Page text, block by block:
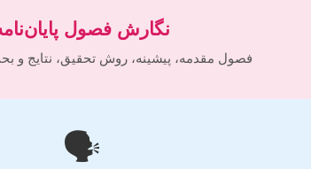
نگارش فصول
فصول مقدمه، پیشینه، روش تحقیق، نتایج و
🗣️